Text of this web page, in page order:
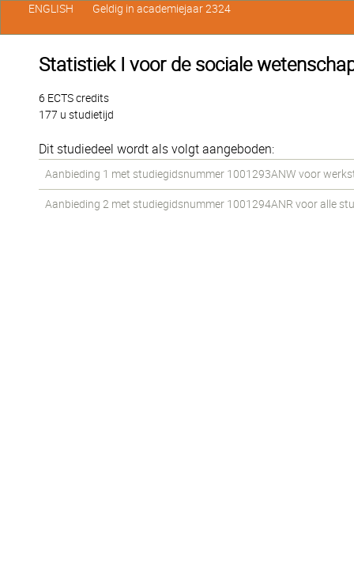
Statistiek I voor de sociale
6 ECTS credits
177 u studietijd
Dit studiedeel wordt als volgt aangeboden:
Aanbieding 1 met studiegidsnummer 1001293ANW voor
Aanbieding 2 met studiegidsnummer 1001294ANR voor alle
ENGLISH Geldig in academiejaar 2324